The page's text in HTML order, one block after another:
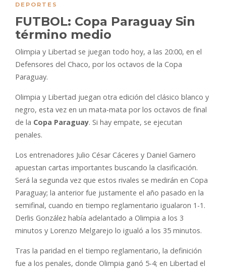
DEPORTES
FUTBOL: Copa Paraguay Sin
término medio
Olimpia y Libertad se juegan todo hoy, a las 20:00, en el
Defensores del Chaco, por los octavos de la Copa
Paraguay.
Olimpia y Libertad juegan otra edición del clásico blanco y
negro, esta vez en un mata-mata por los octavos de final
de la Copa Paraguay. Si hay empate, se ejecutan
penales.
Los entrenadores Julio César Cáceres y Daniel Garnero
apuestan cartas importantes buscando la clasificación.
Será la segunda vez que estos rivales se medirán en Copa
Paraguay; la anterior fue justamente el año pasado en la
semifinal, cuando en tiempo reglamentario igualaron 1-1.
Derlis González había adelantado a Olimpia a los 3
minutos y Lorenzo Melgarejo lo igualó a los 35 minutos.
Tras la paridad en el tiempo reglamentario, la definición
fue a los penales, donde Olimpia ganó 5-4; en Libertad el